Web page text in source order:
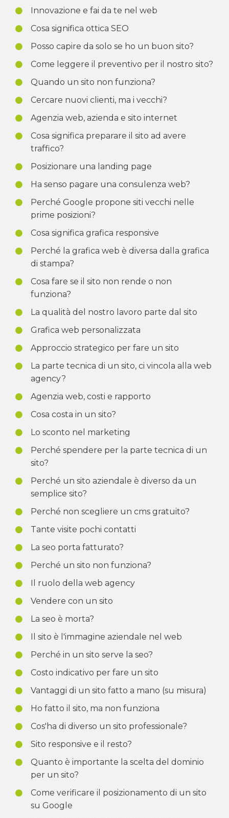
Innovazione e fai da te nel web
Cosa significa ottica SEO
Posso capire da solo se ho un buon sito?
Come leggere il preventivo per il nostro sito?
Quando un sito non funziona?
Cercare nuovi clienti, ma i vecchi?
Agenzia web, azienda e sito internet
Cosa significa preparare il sito ad avere
traffico?
Posizionare una landing page
Ha senso pagare una consulenza web?
Perché Google propone siti vecchi nelle
prime posizioni?
Cosa significa grafica responsive
Perché la grafica web è diversa dalla grafica
di stampa?
Cosa fare se il sito non rende o non
funziona?
La qualità del nostro lavoro parte dal sito
Grafica web personalizzata
Approccio strategico per fare un sito
La parte tecnica di un sito, ci vincola alla web
agency?
Agenzia web, costi e rapporto
Cosa costa in un sito?
Lo sconto nel marketing
Perché spendere per la parte tecnica di un
sito?
Perché un sito aziendale è diverso da un
semplice sito?
Perché non scegliere un cms gratuito?
Tante visite pochi contatti
La seo porta fatturato?
Perché un sito non funziona?
Il ruolo della web agency
Vendere con un sito
La seo è morta?
Il sito è l'immagine aziendale nel web
Perché in un sito serve la seo?
Costo indicativo per fare un sito
Vantaggi di un sito fatto a mano (su misura)
Ho fatto il sito, ma non funziona
Cos'ha di diverso un sito professionale?
Sito responsive e il resto?
Quanto è importante la scelta del dominio
per un sito?
Come verificare il posizionamento di un sito
su Google